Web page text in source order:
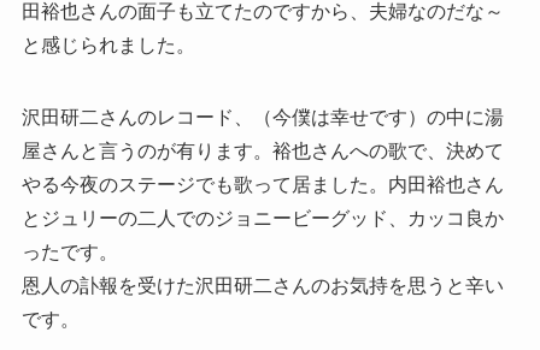
田裕也さんの面子も立てたのですから、夫婦なのだな～
と感じられました。
沢田研二さんのレコード、（今僕は幸せです）の中に湯
屋さんと言うのが有ります。裕也さんへの歌で、決めて
やる今夜のステージでも歌って居ました。内田裕也さん
とジュリーの二人でのジョニービーグッド、カッコ良か
ったです。
恩人の訃報を受けた沢田研二さんのお気持を思うと辛い
です。